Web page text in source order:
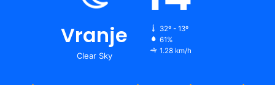
Vranje
Clear Sky
32º - 13º
61%
1.28 km/h